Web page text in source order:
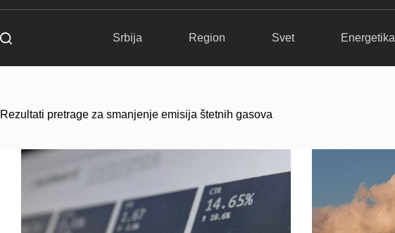
Srbija Region Svet Energetika
Rezultati pretrage za smanjenje emisija štetnih gasova